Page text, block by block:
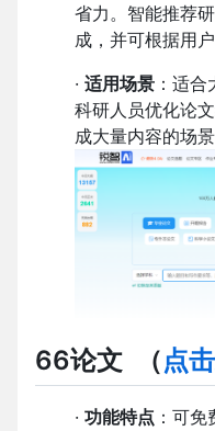
省力。智能推荐
成，并可根据用
· 适用场景 ：适
科研人员优化论
成大量内容的场景
66论文 （点
· 功能特点 ：可